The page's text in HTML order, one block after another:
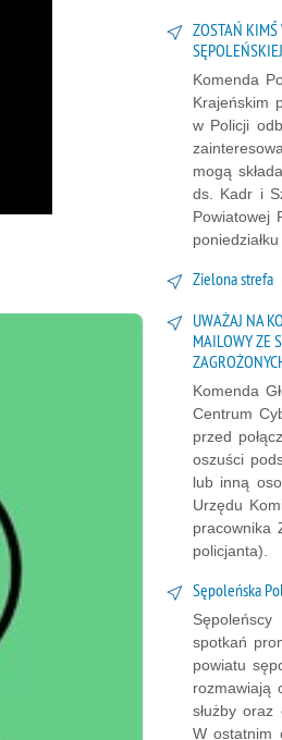
ZOSTAŃ KIMŚ
Komenda
Krajeńskim
w Policji
mogą
ds. Kadr i
Powiatowej
Zielona strefa
UWAŻAJ NA
MAILOWY ZE
Komenda
Centrum
przed
oszuści
lub inną
Urzędu
pracownika
policjanta).
Sępoleńska
spotkań
powiatu
rozmawiają
służby
W ostatnim